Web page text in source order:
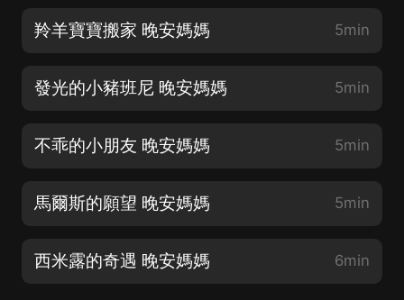
羚羊寶寶搬家 晚安媽媽 5min
發光的小豬班尼 晚安媽媽 5min
不乖的小朋友 晚安媽媽 5min
馬爾斯的願望 晚安媽媽 5min
西米露的奇遇 晚安媽媽 6min